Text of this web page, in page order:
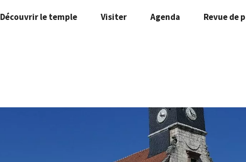
Découvrir le temple Visiter Agenda Revue de